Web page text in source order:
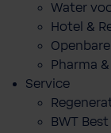
Water
Hotel &
Pharma
Service
BWT